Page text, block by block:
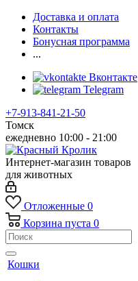
Доставка и оплата
Контакты
Бонусная программа
...
Вконтакте
Telegram
+7-913-841-21-50
Томск
ежедневно 10:00 - 21:00
Интернет-магазин товаров
для животных
Отложенные 0
Корзина пуста 0
Кошки